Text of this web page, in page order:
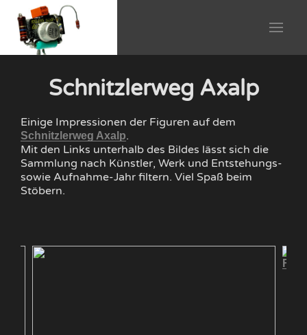
Schnitzlerweg Axalp
Einige Impressionen der Figuren auf dem
Schnitzlerweg Axalp.
Mit den Links unterhalb des Bildes lässt sich die
Sammlung nach Künstler, Werk und Entstehungs-
sowie Aufnahme-Jahr filtern. Viel Spaß beim
Stöbern.